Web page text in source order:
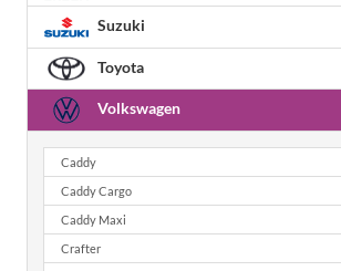
Suzuki
Toyota
Volkswagen
Caddy
Caddy Cargo
Caddy Maxi
Crafter